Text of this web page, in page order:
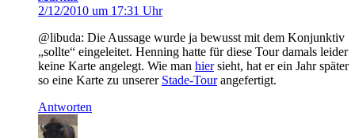
2/12/2010 um 17:31 Uhr
@libuda: Die Aussage wurde ja bewusst mit dem Konjunktiv
„sollte“ eingeleitet. Henning hatte für diese Tour damals leider
keine Karte angelegt. Wie man hiersieht, hat er ein Jahr später
so eine Karte zu unserer Stade-Tourangefertigt.
Antworten